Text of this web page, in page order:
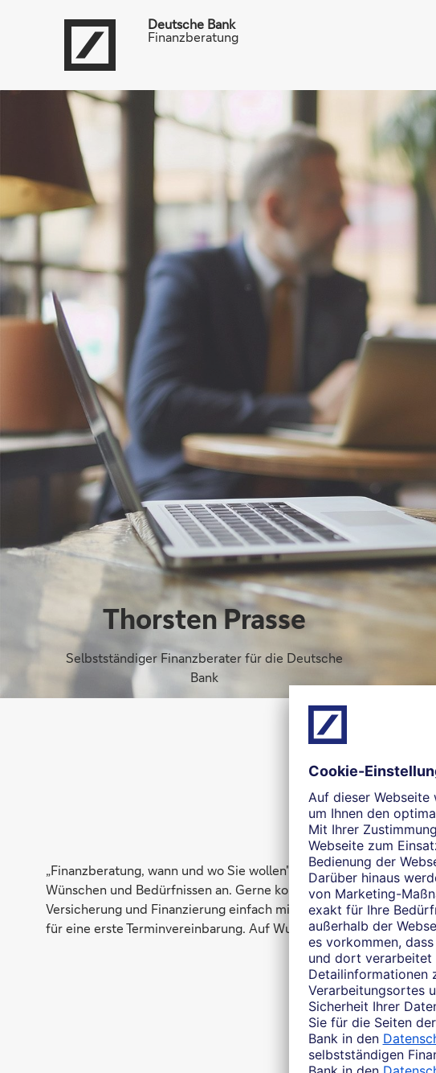
Deutsche Bank
Finanzberatung
Thorsten Prasse
Selbstständiger Finanzberater für die Deutsche
Bank
„Finanzberatung, wann und wo Sie wollen", das ist mein Motto.
Wünschen und Bedürfnissen an. Gerne komme ich zu Ihnen
Versicherung und Finanzierung einfach mit. Darüber hinaus
für eine erste Terminvereinbarung. Auf Wunsch auch abends